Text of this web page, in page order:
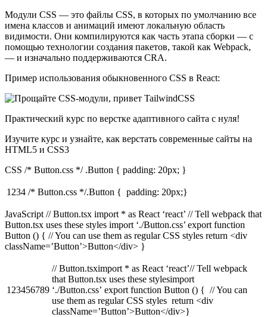
Модули CSS — это файлы CSS, в которых по умолчанию все
имена классов и анимаций имеют локальную область
видимости. Они компилируются как часть этапа сборки — с
помощью технологии создания пакетов, такой как Webpack,
— и изначально поддерживаются CRA.
Пример использования обыкновенного CSS в React:
Практический курс по верстке адаптивного сайта с нуля!
Изучите курс и узнайте, как верстать современные сайты на
HTML5 и CSS3
CSS /* Button.css */ .Button { padding: 20px; }
1234 /* Button.css */.Button { padding: 20px;}
JavaScript // Button.tsx import * as React ‘react’ // Tell webpack that
Button.tsx uses these styles import ‘./Button.css’ export function
Button () { // You can use them as regular CSS styles return <div
className=’Button’>Button</div> }
123456789
// Button.tsximport * as React ‘react’// Tell webpack
that Button.tsx uses these stylesimport
‘./Button.css’ export function Button () { // You can
use them as regular CSS styles return <div
className=’Button’>Button</div>}